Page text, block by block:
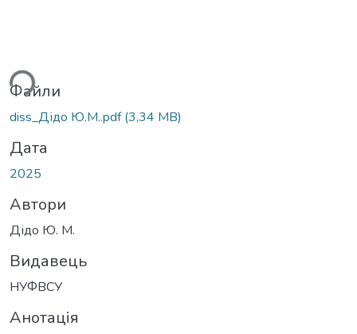
Файли
diss_Дідо Ю.М..pdf(3,34 MB)
Дата
2025
Автори
Дідо Ю. М.
Видавець
НУФВСУ
Анотація